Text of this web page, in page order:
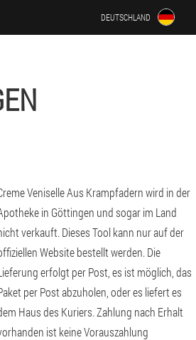
DEUTSCHLAND
Veniselle Aus Krampfadern wird in der
in Göttingen und sogar im Land
verkauft. Dieses Tool kann nur auf der
Website bestellt werden. Die
erfolgt per Post, es ist möglich, das
per Post abzuholen, oder es liefert es
Haus des Kuriers. Zahlung nach Erhalt
ist keine Vorauszahlung